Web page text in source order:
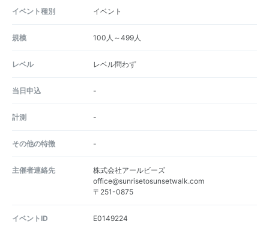
イベント種別 イベント
規模 100人～499人
レベル レベル問わず
当日申込 -
計測 -
その他の特徴 -
主催者連絡先
株式会社アールビーズ
office@sunrisetosunsetwalk.com
〒251-0875
イベントID E0149224